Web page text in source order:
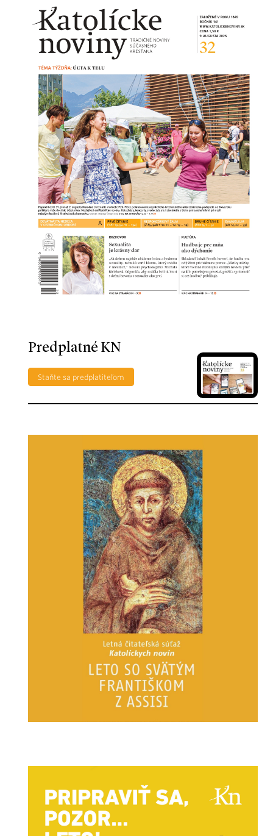
Predplatné KN
Staňte sa predplatiteľom